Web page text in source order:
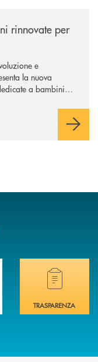
rinnovate per
e
la nuova
a bambini e
il denaro, sempre
filiali .
immediata? Contattaci!
Hai bisogno di
TRASPARENZA